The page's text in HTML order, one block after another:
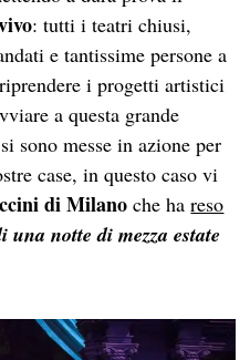
: tutti i teatri chiusi,
e tantissime persone a
i progetti artistici
a questa grande
sono messe in azione per
case, in questo caso vi
di Milano che hareso
una notte di mezza estate